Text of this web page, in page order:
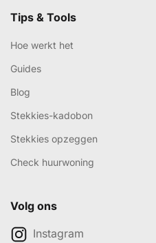
Tips & Tools
Hoe werkt het
Guides
Blog
Stekkies-kadobon
Stekkies opzeggen
Check huurwoning
Volg ons
Instagram